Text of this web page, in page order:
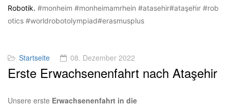
Robotik. #monheim #monheimamrhein #atasehir#ataşehi̇r #rob
otics #worldrobotolympiad#erasmusplus
Startseite 08. Dezember 2022
Erste Erwachsenenfahrt nach Ataşehir
Unsere erste Erwachsenenfahrt in die